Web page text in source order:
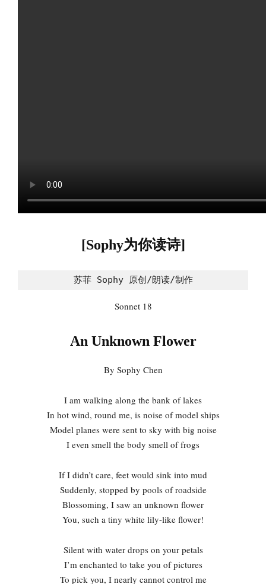
[Sophy为你读诗]
苏菲 Sophy 原创/朗读/制作
Sonnet 18
An Unknown Flower
By Sophy Chen
I am walking along the bank of lakes
In hot wind, round me, is noise of model ships
Model planes were sent to sky with big noise
I even smell the body smell of frogs
If I didn’t care, feet would sink into mud
Suddenly, stopped by pools of roadside
Blossoming, I saw an unknown flower
You, such a tiny white lily-like flower!
Silent with water drops on your petals
I’m enchanted to take you of pictures
To pick you, I nearly cannot control me